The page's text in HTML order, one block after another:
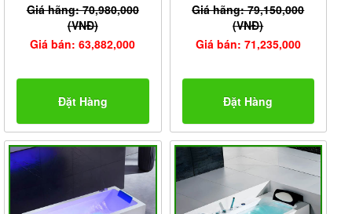
Giá hãng: 70,980,000
(VNĐ)
Giá bán: 63,882,000
Đặt Hàng
Giá hãng: 79,150,000
(VNĐ)
Giá bán: 71,235,000
Đặt Hàng